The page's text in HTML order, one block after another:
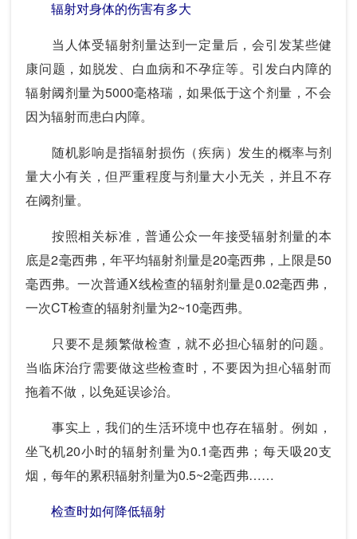
辐射对身体的伤害有多大
当人体受辐射剂量达到一定量后，会引发某些健
康问题，如脱发、白血病和不孕症等。引发白内障的
辐射阈剂量为5000毫格瑞，如果低于这个剂量，不会
因为辐射而患白内障。
随机影响是指辐射损伤（疾病）发生的概率与剂
量大小有关，但严重程度与剂量大小无关，并且不存
在阈剂量。
按照相关标准，普通公众一年接受辐射剂量的本
底是2毫西弗，年平均辐射剂量是20毫西弗，上限是50
毫西弗。一次普通X线检查的辐射剂量是0.02毫西弗，
一次CT检查的辐射剂量为2~10毫西弗。
只要不是频繁做检查，就不必担心辐射的问题。
当临床治疗需要做这些检查时，不要因为担心辐射而
拖着不做，以免延误诊治。
事实上，我们的生活环境中也存在辐射。例如，
坐飞机20小时的辐射剂量为0.1毫西弗；每天吸20支
烟，每年的累积辐射剂量为0.5~2毫西弗……
检查时如何降低辐射